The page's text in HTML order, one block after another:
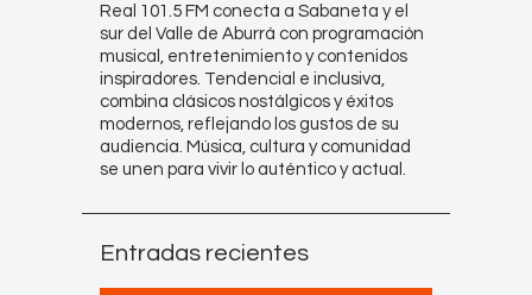
Real 101.5 FM conecta a Sabaneta y el
sur del Valle de Aburrá con programación
musical, entretenimiento y contenidos
inspiradores. Tendencial e inclusiva,
combina clásicos nostálgicos y éxitos
modernos, reflejando los gustos de su
audiencia. Música, cultura y comunidad
se unen para vivir lo auténtico y actual.
Entradas recientes